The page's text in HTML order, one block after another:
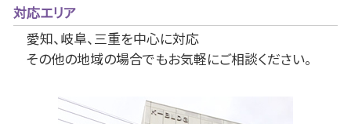
対応エリア
愛知、岐阜、三重を中心に対応
その他の地域の場合でもお気軽にご相談ください。